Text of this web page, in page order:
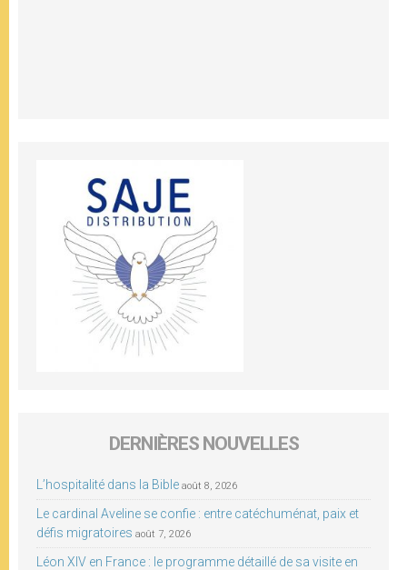
DERNIÈRES NOUVELLES
L’hospitalité dans la Bible août 8, 2026
Le cardinal Aveline se confie : entre catéchuménat, paix et
défis migratoires août 7, 2026
Léon XIV en France : le programme détaillé de sa visite en